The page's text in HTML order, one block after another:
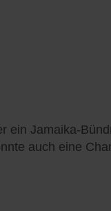
ein Jamaika-
auch eine